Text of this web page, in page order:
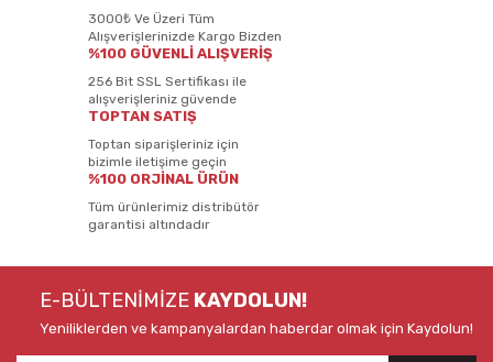
3000₺ Ve Üzeri Tüm
Alışverişlerinizde Kargo Bizden
%100 GÜVENLİ ALIŞVERİŞ
256 Bit SSL Sertifikası ile
alışverişleriniz güvende
TOPTAN SATIŞ
Toptan siparişleriniz için
bizimle iletişime geçin
%100 ORJİNAL ÜRÜN
Tüm ürünlerimiz distribütör
garantisi altındadır
E-BÜLTENİMİZE KAYDOLUN!
Yeniliklerden ve kampanyalardan haberdar olmak için Kaydolun!